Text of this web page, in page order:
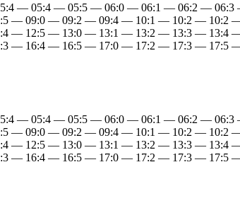
— 05:4 — 05:5 — 06:0 — 06:1 — 06:2 —
— 09:0 — 09:2 — 09:4 — 10:1 — 10:2 —
— 12:5 — 13:0 — 13:1 — 13:2 — 13:3 —
— 16:4 — 16:5 — 17:0 — 17:2 — 17:3 —
— 05:4 — 05:5 — 06:0 — 06:1 — 06:2 —
— 09:0 — 09:2 — 09:4 — 10:1 — 10:2 —
— 12:5 — 13:0 — 13:1 — 13:2 — 13:3 —
— 16:4 — 16:5 — 17:0 — 17:2 — 17:3 —